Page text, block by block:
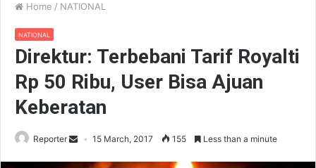
Home / NATIONAL
NATIONAL
Direktur: Terbebani Tarif Royalti
Rp 50 Ribu, User Bisa Ajuan
Keberatan
Reporter 15 March, 2017 155 Less than a minute